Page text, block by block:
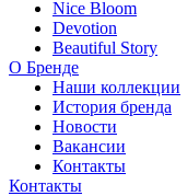
Nice Bloom
Devotion
Beautiful Story
О Бренде
Наши коллекции
История бренда
Новости
Вакансии
Контакты
Контакты